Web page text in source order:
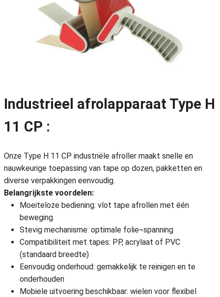
Industrieel afrolapparaat Type H
11 CP :
Onze Type H 11 CP industriële afroller maakt snelle en
nauwkeurige toepassing van tape op dozen, pakketten en
diverse verpakkingen eenvoudig.
Belangrijkste voordelen:
Moeiteloze bediening: vlot tape afrollen met één
beweging
Stevig mechanisme: optimale folie¬spanning
Compatibiliteit met tapes: PP, acrylaat of PVC
(standaard breedte)
Eenvoudig onderhoud: gemakkelijk te reinigen en te
onderhouden
Mobiele uitvoering beschikbaar: wielen voor flexibel